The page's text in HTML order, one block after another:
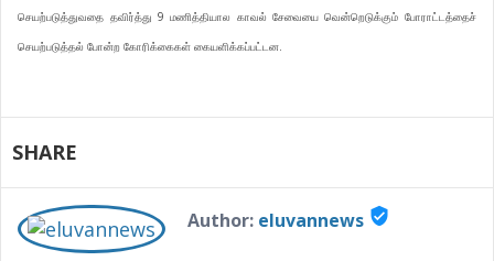
செயற்படுத்துவதை தவிர்த்து 9 மணித்தியால காவல் சேவையை வென்றெடுக்கும் போராட்டத்தைச்
செயற்படுத்தல் போன்ற கோரிக்கைகள் கையளிக்கப்பட்டன.
SHARE
Author: eluvannews verified_user